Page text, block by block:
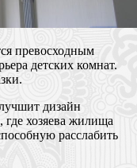
превосходным
детских комнат.
дизайн
хозяева жилища
расслабить